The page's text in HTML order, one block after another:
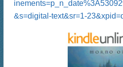
&s=digital-text&sr=1-